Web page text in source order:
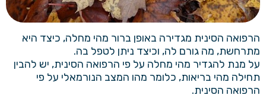
הרפואה הסינית מגדירה באופן ברור מהי מחלה, כיצד היא
מתרחשת, מה גורם לה, וכיצד ניתן לטפל בה.
על מנת להגדיר מהי מחלה על פי הרפואה הסינית, יש להבין
תחילה מהי בריאות, כלומר מהו המצב הנורמאלי על פי
הרפואה הסינית.